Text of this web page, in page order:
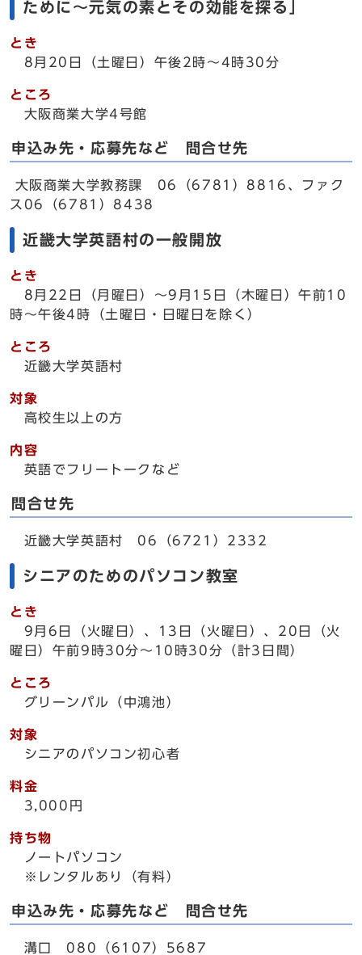
ために～元気の素とその効能を探る」
とき
8月20日（土曜日）午後2時～4時30分
ところ
大阪商業大学4号館
申込み先・応募先など 問合せ先
大阪商業大学教務課 06（6781）8816、ファク
ス06（6781）8438
近畿大学英語村の一般開放
とき
8月22日（月曜日）～9月15日（木曜日）午前10
時～午後4時（土曜日・日曜日を除く）
ところ
近畿大学英語村
対象
高校生以上の方
内容
英語でフリートークなど
問合せ先
近畿大学英語村 06（6721）2332
シニアのためのパソコン教室
とき
9月6日（火曜日）、13日（火曜日）、20日（火
曜日）午前9時30分～10時30分（計3日間）
ところ
グリーンパル（中鴻池）
対象
シニアのパソコン初心者
料金
3,000円
持ち物
ノートパソコン
※レンタルあり（有料）
申込み先・応募先など 問合せ先
溝口 080（6107）5687